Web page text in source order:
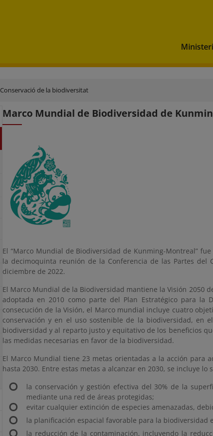
Ministeri
Conservació de la biodiversitat
Marco Mundial de Biodiversidad de
El “Marco Mundial de Biodiversidad de Kunming-Montreal”
la decimoquinta reunión de la Conferencia de las Partes del
diciembre de 2022.
El Marco Mundial de la Biodiversidad mantiene la Visión 2050
adoptada en 2010 como parte del Plan Estratégico para la
consecución de la Visión, el Marco mundial incluye cuatro
conservación y en el uso sostenible de la biodiversidad, en
biodiversidad y al reparto justo y equitativo de los beneficios
las medidas necesarias en favor de la biodiversidad.
El Marco Mundial tiene 23 metas orientadas a la acción para
hasta 2030. Entre estas metas a alcanzar en 2030, se incluye lo
la conservación y gestión efectiva del 30% de la
mediante una red de áreas protegidas;
evitar cualquier extinción de especies amenazadas,
la planificación espacial favorable para la biodiversidad
la reducción de la contaminación, incluyendo la